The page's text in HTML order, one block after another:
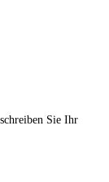
Sie Ihr